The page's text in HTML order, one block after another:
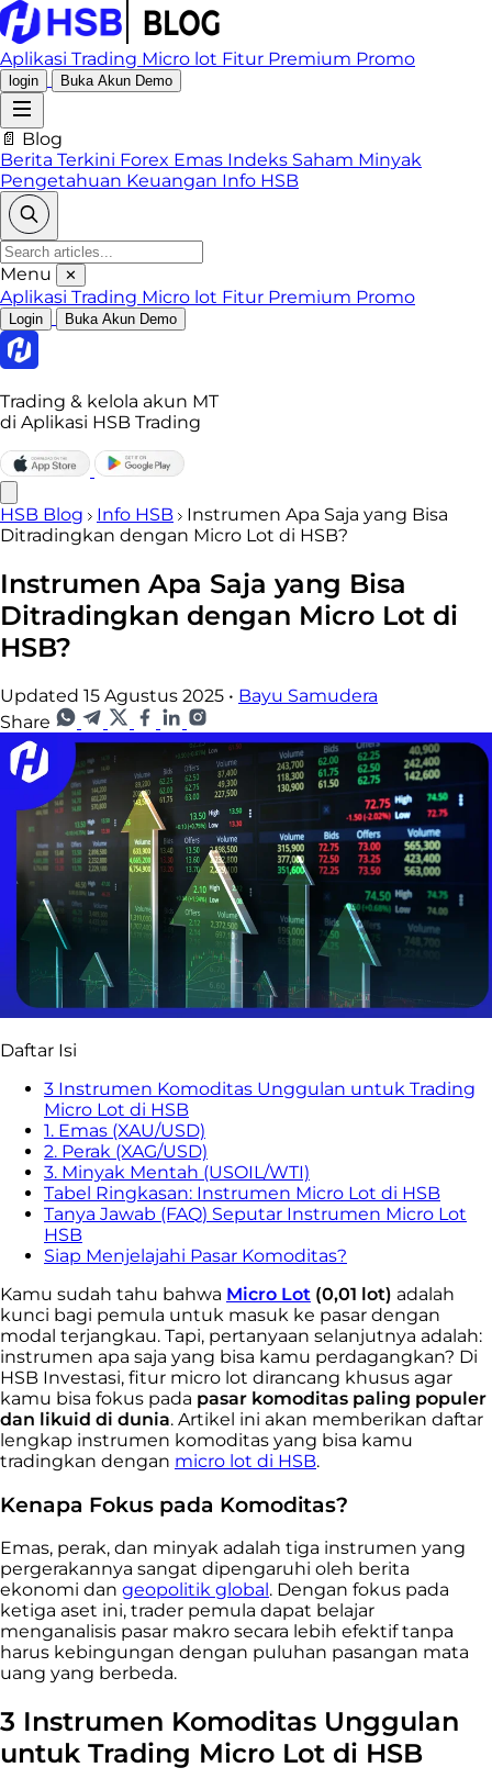
Aplikasi Trading Micro lot Fitur Premium Promo
login Buka Akun Demo
📄 Blog
Berita Terkini Forex Emas Indeks Saham Minyak
Pengetahuan Keuangan Info HSB
Menu ✕
Aplikasi Trading Micro lot Fitur Premium Promo
Login Buka Akun Demo
Trading & kelola akun MT
di Aplikasi HSB Trading
HSB Blog Info HSB
Instrumen Apa Saja yang Bisa
Ditradingkan dengan Micro Lot di HSB?
Instrumen Apa Saja yang Bisa
Ditradingkan dengan Micro Lot di
HSB?
Updated 15 Agustus 2025 • Bayu Samudera
Share
Daftar Isi
3 Instrumen Komoditas Unggulan untuk Trading
Micro Lot di HSB
1. Emas (XAU/USD)
2. Perak (XAG/USD)
3. Minyak Mentah (USOIL/WTI)
Tabel Ringkasan: Instrumen Micro Lot di HSB
Tanya Jawab (FAQ) Seputar Instrumen Micro Lot
HSB
Siap Menjelajahi Pasar Komoditas?
Kamu sudah tahu bahwa Micro Lot (0,01 lot) adalah
kunci bagi pemula untuk masuk ke pasar dengan
modal terjangkau. Tapi, pertanyaan selanjutnya adalah:
instrumen apa saja yang bisa kamu perdagangkan? Di
HSB Investasi, fitur micro lot dirancang khusus agar
kamu bisa fokus pada pasar komoditas paling populer
dan likuid di dunia. Artikel ini akan memberikan daftar
lengkap instrumen komoditas yang bisa kamu
tradingkan dengan micro lot di HSB.
Kenapa Fokus pada Komoditas?
Emas, perak, dan minyak adalah tiga instrumen yang
pergerakannya sangat dipengaruhi oleh berita
ekonomi dan geopolitik global . Dengan fokus pada
ketiga aset ini, trader pemula dapat belajar
menganalisis pasar makro secara lebih efektif tanpa
harus kebingungan dengan puluhan pasangan mata
uang yang berbeda.
3 Instrumen Komoditas Unggulan
untuk Trading Micro Lot di HSB